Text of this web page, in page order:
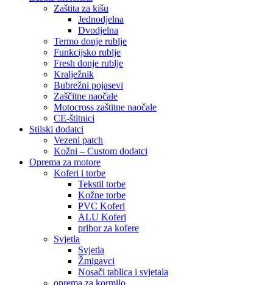
Zaštita za kišu
Jednodjelna
Dvodjelna
Termo donje rublje
Funkcijsko rublje
Fresh donje rublje
Kralježnik
Bubrežni pojasevi
Zaščitne naočale
Motocross zaštitne naočale
CE-štitnici
Stilski dodatci
Vezeni patch
Kožni – Custom dodatci
Oprema za motore
Koferi i torbe
Tekstil torbe
Kožne torbe
PVC Koferi
ALU Koferi
pribor za kofere
Svjetla
Svjetla
Žmigavci
Nosači tablica i svjetala
oprema za kormilo